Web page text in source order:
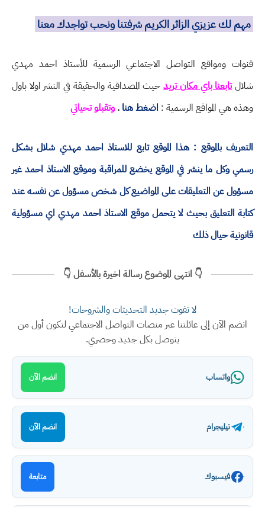
مهم لك عزيزي الزائر الكريم شرفتنا ونحب تواجدك معنا
قنوات ومواقع التواصل الاجتماعي الرسمية للأستاذ احمد مهدي
شلالتابعنا باي مكان تريدحيث المصداقية والحقيقة في النشر اولا باول
وهذه هي المواقع الرسمية : اضغط هنا .وتقبلو تحياتي
التعريف بالموقع : هذا الموقع تابع للاستاذ احمد مهدي شلال بشكل
رسمي وكل ما ينشر في الموقع يخضع للمراقبة وموقع الاستاذ احمد غير
مسؤول عن التعليقات على المواضيع كل شخص مسؤول عن نفسه عند
كتابة التعليق بحيث لا يتحمل موقع الاستاذ احمد مهدي اي مسؤولية
قانونية حيال ذلك
👇 انتهى الموضوع رسالة اخيرة بالأسفل 👇
لا تفوت جديد التحديثات والشروحات!
انضم الآن إلى عائلتنا عبر منصات التواصل الاجتماعي لتكون أول من
يتوصل بكل جديد وحصري.
واتساب انضم الآن
تيليجرام انضم الآن
فيسبوك متابعة